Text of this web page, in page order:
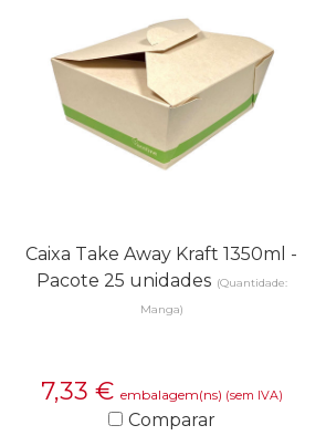
Caixa Take Away Kraft 1350ml -
Pacote 25 unidades (Quantidade:
Manga)
7,33 € embalagem(ns) (sem IVA)
Comparar